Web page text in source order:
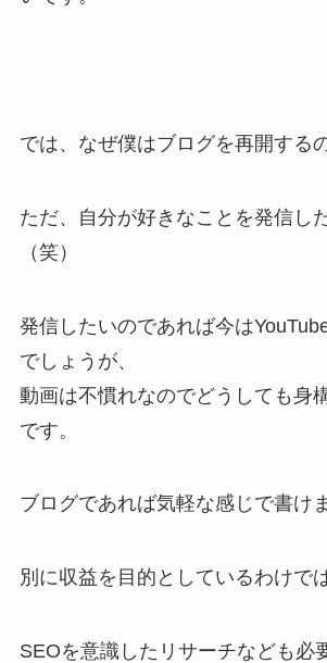
では、なぜ僕はブログを再開する
ただ、 自分が好きなことを発信し
（笑）
発信したいのであれば今は
でしょうが、
動画は不慣れなのでどうしても身
です。
ブログであれば気軽な感じで書け
別に収益を目的としているわけで
SEOを意識したリサーチなども必